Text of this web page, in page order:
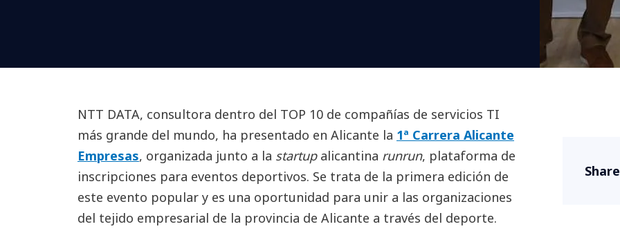
NTT DATA, consultora dentro del TOP 10 de compañías de servicios TI
más grande del mundo, ha presentado en Alicante la 1ª Carrera Alicante
Empresas, organizada junto a la startupalicantina runrun, plataforma de
inscripciones para eventos deportivos. Se trata de la primera edición de
este evento popular y es una oportunidad para unir a las organizaciones
del tejido empresarial de la provincia de Alicante a través del deporte.